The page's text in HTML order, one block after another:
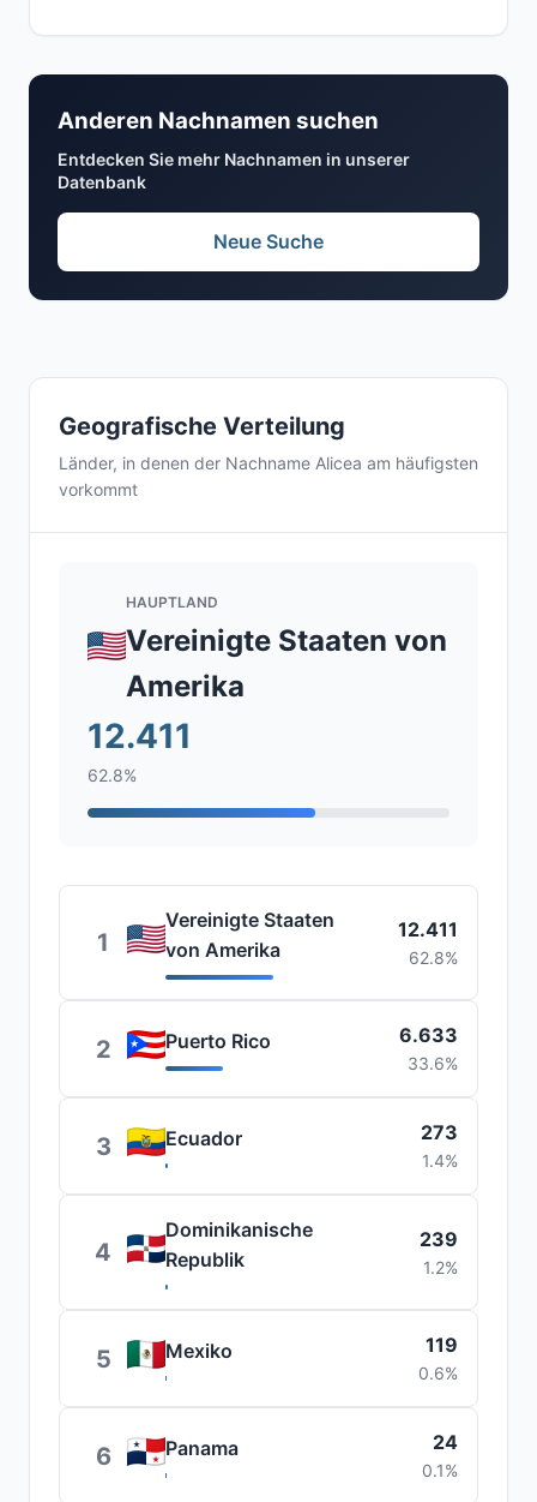
Geografische Verteilung
Länder, in denen der Nachname Alicea am häufigsten
vorkommt
HAUPTLAND
Vereinigte Staaten von
Amerika
12.411
62.8%
1
Vereinigte Staaten
von Amerika
12.411
62.8%
2 Puerto Rico 6.633
33.6%
3 Ecuador 273
1.4%
4
Dominikanische
Republik
239
1.2%
5 Mexiko 119
0.6%
6 Panama 24
0.1%
Anderen Nachnamen suchen
Entdecken Sie mehr Nachnamen in unserer
Datenbank
Neue Suche